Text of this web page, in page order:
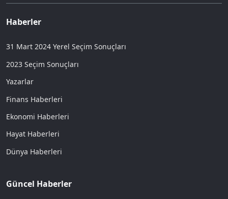
Haberler
31 Mart 2024 Yerel Seçim Sonuçları
2023 Seçim Sonuçları
Yazarlar
Finans Haberleri
Ekonomi Haberleri
Hayat Haberleri
Dünya Haberleri
Güncel Haberler